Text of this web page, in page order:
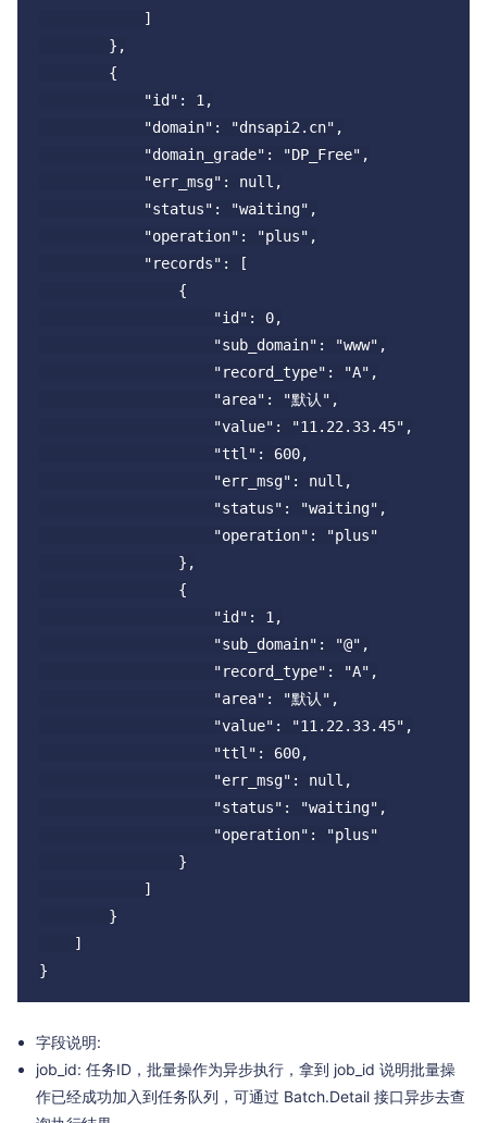
            ]
        },
        {
            "id": 1,
            "domain": "dnsapi2.cn",
            "domain_grade": "DP_Free",
            "err_msg": null,
            "status": "waiting",
            "operation": "plus",
            "records": [
                {
                    "id": 0,
                    "sub_domain": "www",
                    "record_type": "A",
                    "area": "默认",
                    "value": "11.22.33.45",
                    "ttl": 600,
                    "err_msg": null,
                    "status": "waiting",
                    "operation": "plus"
                },
                {
                    "id": 1,
                    "sub_domain": "@",
                    "record_type": "A",
                    "area": "默认",
                    "value": "11.22.33.45",
                    "ttl": 600,
                    "err_msg": null,
                    "status": "waiting",
                    "operation": "plus"
                }
            ]
        }
    ]
字段说明:
job_id: 任务ID，批量操作为异步执行，拿到 job_id 说明批量操
作已经成功加入到任务队列，可通过 Batch.Detail 接口异步去查